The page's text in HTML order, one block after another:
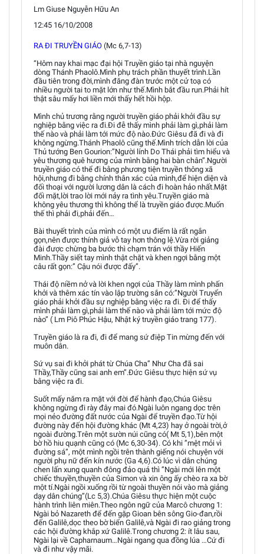
Lm Giuse Nguyễn Hữu An
12:45 16/10/2008
RA ĐI TRUYỀN GIÁO (Mc 6,7-13)
“Hôm nay khai mạc đại hội Truyền giáo tại nhà nguyện
dòng Thánh Phaolô.Mình phụ trách phần thuyết trình.Lần
đầu tiên trong đời,mình đăng đàn trước một cử toạ có
nhiều người tai to mặt lớn như thế.Mình bắt đầu run.Phải hít
thật sâu mấy hơi liền mới thấy hết hồi hộp.
Mình chủ trương rằng người truyền giáo phải khởi đầu sự
nghiệp bằng việc ra đi.Đi đễ thấy mình phải làm gì,phải làm
thế nào và phải làm tới mức độ nào.Đức Giêsu đã đi và đi
không ngừng.Thánh Phaolô cũng thế.Mình trích dẫn lời của
Thủ tướng Ben Gourion:”Người lính Do Thái phải tìm hiểu và
yêu thương quê hương của mình bằng hai bàn chân”.Người
truyền giáo có thể đi bằng phương tiện truyền thông xã
hội,nhưng đi bằng chính thân xác của mình,để hiện diện và
đối thoại với người lương dân là cách đi hoàn hảo nhất.Mặt
đối mặt,lời trao lời mới nảy ra tình yêu.Truyền giáo mà
không yêu thương thì không thể là truyền giáo được.Muốn
thế thì phải đi,phải đến…
Bài thuyết trình của mình có một ưu điểm là rất ngắn
gọn,nên được thính giả vỗ tay hơn thông lệ.Vừa rời giảng
đài được chừng ba bước thì chạm trán với thầy Hiến
Minh.Thầy siết tay mình thật chặt và khen ngợi bằng một
câu rất gọn:” Cậu nói được đấy”.
Thái độ niềm nở và lời khen ngợi của Thầy làm mình phấn
khởi và thêm xác tín vào lập trường sắn có:”Người Truyển
giáo phải khởi đầu sự nghiệp bằng việc ra đi. Đi để thấy
mình phải làm gì,phải làm thế nào và phải làm tới mức độ
nào” ( Lm Piô Phúc Hậu, Nhật ký truyền giáo trang 177).
Truyền giáo là ra đi, đi để mang sứ điệp Tin mừng đến với
muôn dân.
Sứ vụ sai đi khởi phát từ Chúa Cha” Như Cha đã sai
Thầy,Thầy cũng sai anh em”.Đức Giêsu thực hiện sứ vụ
bằng việc ra đi.
Suốt mấy năm ra mặt với đời để hành đạo,Chúa Giêsu
không ngừng đi rày đây mai đó.Ngài luôn ngang dọc trên
mọi nẻo đường đất nước của Ngài để truyền đạo.Từ hội
đường này đến hội đường khác (Mt 4,23) hay ở ngoài trời,ở
ngoài đường.Trên một sườn núi cũng có( Mt 5,1),bên một
bờ hồ hiu quạnh cũng có (Mc 6,30-34). Có khi ”mệt mỏi vì
đường sá”, một mình ngồi trên thành giếng nói chuyện với
người phụ nữ đến kín nước (Ga 4,6).Có lúc vì dân chúng
chen lấn xung quanh đông đảo quá thì ”Ngài mới lên một
chiếc thuyền,thuyền của Simon và xin ông ấy chèo ra xa bờ
một tí.Ngài ngồi xuống rồi từ ngoài thuyền nói vào mà giảng
dạy dân chúng”(Lc 5,3).Chúa Giêsu thực hiện một cuộc
hành trình liên miên.Theo ngôn ngữ của Marcô chương 1:
Ngài bỏ Nazareth để đến gặp Gioan bên sông Gio-đan,rồi
đến Galilê,dọc theo bờ biển Galilê,và Ngài đi rao giảng trong
các hội đường khắp xứ Galilê.Trong chương 2: ít lâu sau,
Ngài lại về Capharnaum…Ngài ngang qua đồng lúa …Cứ đi
và đi như vậy mãi.